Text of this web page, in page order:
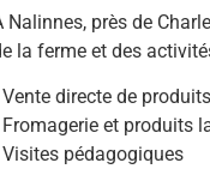
Nalinnes, près de
la ferme et des
Vente directe de
Fromagerie et produits
Visites pédagogiques